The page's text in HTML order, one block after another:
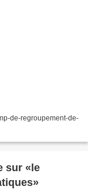
de-regroupement-de-
sur «le